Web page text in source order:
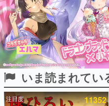
ピックアップ
いま読まれてい
注目度 11352